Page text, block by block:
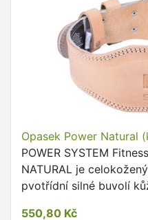
Opasek Power Natural
POWER SYSTEM
NATURAL je
pvotřídní silné buvolí
550,80 Kč